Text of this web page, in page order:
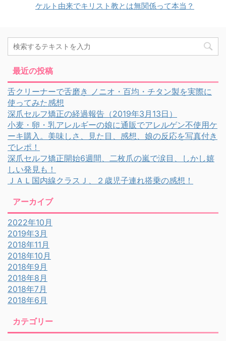
ケルト由来でキリスト教とは無関係って本当？
最近の投稿
舌クリーナーで舌磨き ノニオ・百均・チタン製を実際に
使ってみた感想
深爪セルフ矯正の経過報告（2019年3月13日）
小麦・卵・乳アレルギーの娘に通販でアレルゲン不使用ケ
ーキ購入。美味しさ、見た目、感想、娘の反応を写真付き
でレポ！
深爪セルフ矯正開始6週間、二枚爪の嵐で涙目、しかし嬉
しい発見も！
ＪＡＬ国内線クラスＪ、２歳児子連れ搭乗の感想！
アーカイブ
2022年10月
2019年3月
2018年11月
2018年10月
2018年9月
2018年8月
2018年7月
2018年6月
カテゴリー